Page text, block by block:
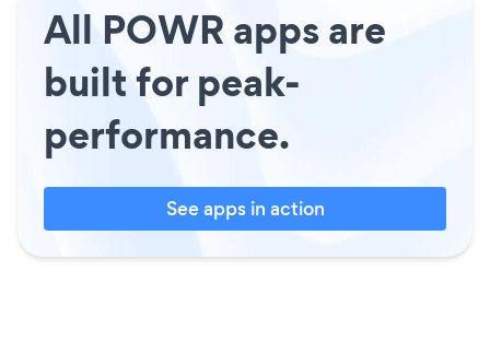
All POWR apps are
built for peak-
performance.
See apps in action